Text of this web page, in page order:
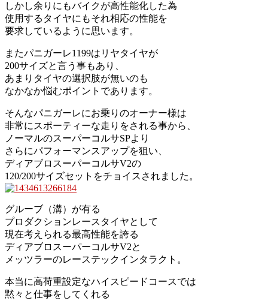
しかし余りにもバイクが高性能化した為
使用するタイヤにもそれ相応の性能を
要求しているように思います。
またパニガーレ1199はリヤタイヤが
200サイズと言う事もあり、
あまりタイヤの選択肢が無いのも
なかなか悩むポイントであります。
そんなパニガーレにお乗りのオーナー様は
非常にスポーティーな走りをされる事から、
ノーマルのスーパーコルサSPより
さらにパフォーマンスアップを狙い、
ディアブロスーパーコルサV2の
120/200サイズセットをチョイスされました。
グルーブ（溝）が有る
プロダクションレースタイヤとして
現在考えられる最高性能を誇る
ディアブロスーパーコルサV2と
メッツラーのレーステックインタラクト。
本当に高荷重設定なハイスピードコースでは
黙々と仕事をしてくれる